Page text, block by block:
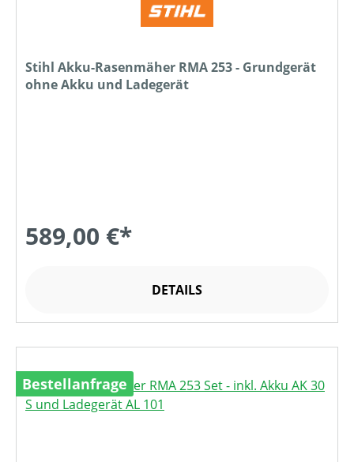
Stihl Akku-Rasenmäher RMA 253 - Grundgerät
ohne Akku und Ladegerät
589,00 €*
DETAILS
Bestellanfrage